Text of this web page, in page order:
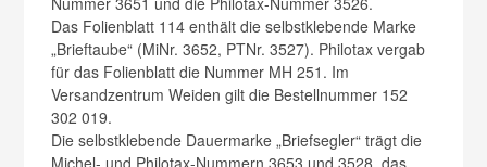
Das Folienblatt 114 enthält die selbstklebende Marke
„Brieftaube“ (MiNr. 3652, PTNr. 3527). Philotax vergab
für das Folienblatt die Nummer MH 251. Im
Versandzentrum Weiden gilt die Bestellnummer 152
302 019.
Die selbstklebende Dauermarke „Briefsegler“ trägt die
Michel- und Philotax-Nummern 3653 und 3528, das